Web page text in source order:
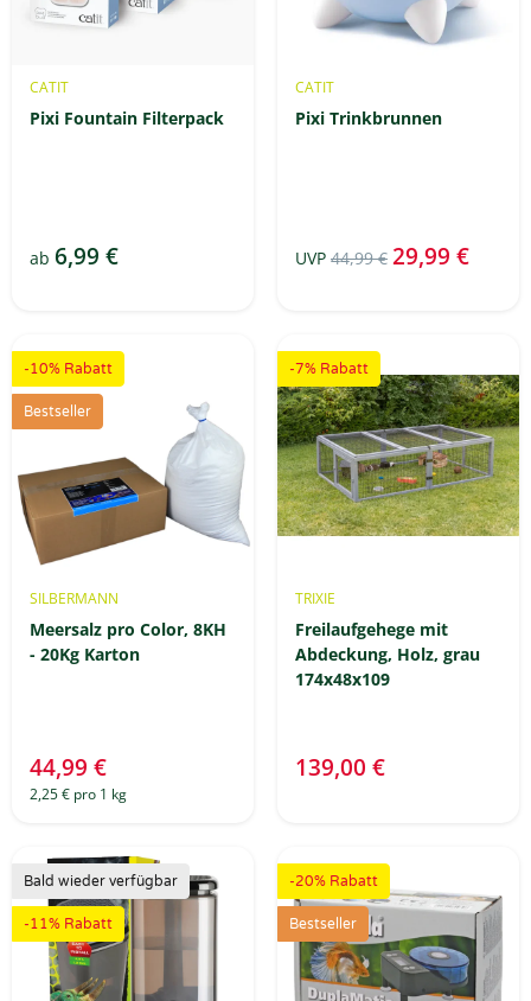
CATIT
Pixi Fountain Filterpack
ab 6,99 €
CATIT
Pixi Trinkbrunnen
UVP 44,99 € 29,99 €
-10% Rabatt
Bestseller
SILBERMANN
Meersalz pro Color, 8KH
- 20Kg Karton
44,99 €
2,25 € pro 1 kg
-7% Rabatt
TRIXIE
Freilaufgehege mit
Abdeckung, Holz, grau
174x48x109
139,00 €
Bald wieder verfügbar
-11% Rabatt
-20% Rabatt
Bestseller